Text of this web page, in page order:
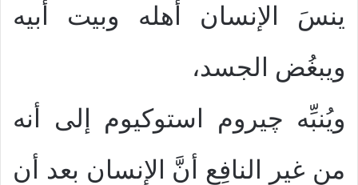
ينسَ الإنسان أهله وبيت أبيه
ويبغُض الجسد،
ويُنبِّه چيروم استوكيوم إلى أنه
من غير النافِع أنَّ الإنسان بعد أن